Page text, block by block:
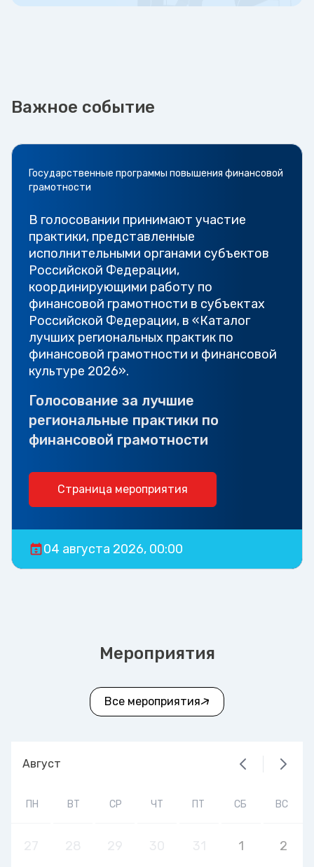
Важное событие
Государственные программы повышения финансовой
грамотности
В голосовании принимают участие
практики, представленные
исполнительными органами субъектов
Российской Федерации,
координирующими работу по
финансовой грамотности в субъектах
Российской Федерации, в «Каталог
лучших региональных практик по
финансовой грамотности и финансовой
культуре 2026».
Голосование за лучшие
региональные практики по
финансовой грамотности
Страница мероприятия
04 августа 2026, 00:00
Мероприятия
Все мероприятия
Август
ПН ВТ СР ЧТ ПТ СБ ВС
1 2